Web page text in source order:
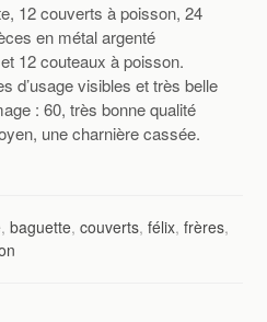
12 couverts à poisson, 24
en métal argenté
12 couteaux à poisson.
d’usage visibles et très belle
: 60, très bonne qualité
une charnière cassée.
,baguette,couverts,félix,frères,